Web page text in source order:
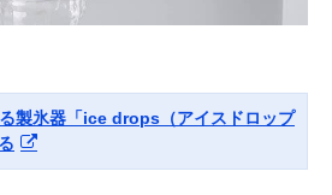
製氷器「ice drops（アイスドロップ